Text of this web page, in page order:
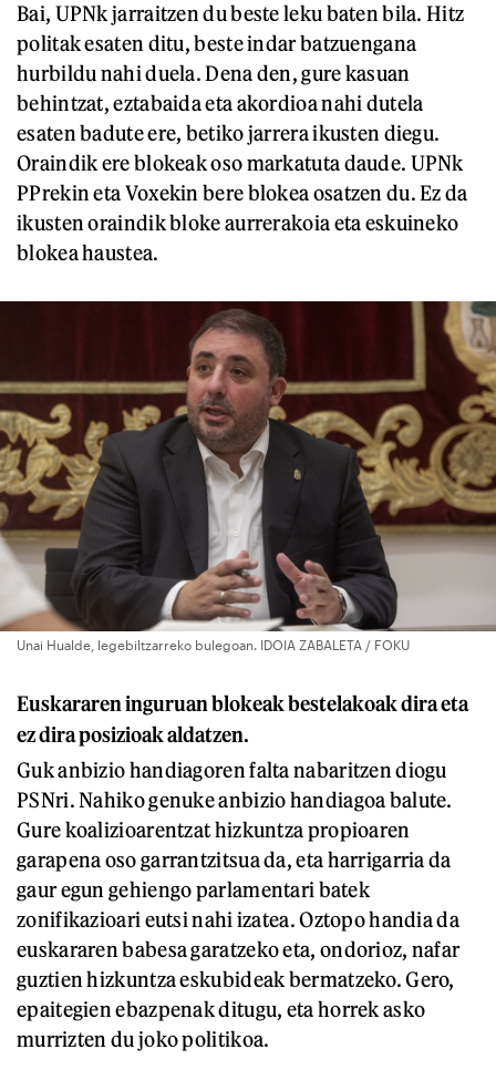
Bai, UPNk jarraitzen du beste leku baten bila. Hitz
politak esaten ditu, beste indar batzuengana
hurbildu nahi duela. Dena den, gure kasuan
behintzat, eztabaida eta akordioa nahi dutela
esaten badute ere, betiko jarrera ikusten diegu.
Oraindik ere blokeak oso markatuta daude. UPNk
PPrekin eta Voxekin bere blokea osatzen du. Ez da
ikusten oraindik bloke aurrerakoia eta eskuineko
blokea haustea.
Unai Hualde, legebiltzarreko bulegoan. IDOIA ZABALETA / FOKU
Euskararen inguruan blokeak bestelakoak dira eta
ez dira posizioak aldatzen.
Guk anbizio handiagoren falta nabaritzen diogu
PSNri. Nahiko genuke anbizio handiagoa balute.
Gure koalizioarentzat hizkuntza propioaren
garapena oso garrantzitsua da, eta harrigarria da
gaur egun gehiengo parlamentari batek
zonifikazioari eutsi nahi izatea. Oztopo handia da
euskararen babesa garatzeko eta, ondorioz, nafar
guztien hizkuntza eskubideak bermatzeko. Gero,
epaitegien ebazpenak ditugu, eta horrek asko
murrizten du joko politikoa.